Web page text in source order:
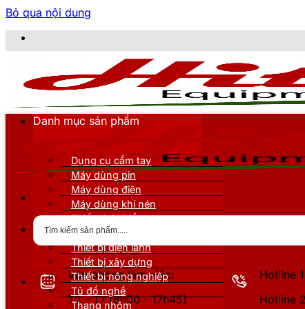
Bỏ qua nội dung
CÔNG TY TNHH
Văn phòng làm việc:
T2 - T7 (8h00 - 17h45)
Hotline
Hotline
Danh mục sản phẩm
Dụng cụ cầm tay
Máy dùng pin
Máy dùng điện
Máy dùng khí nén
Thiết bị đo kiểm
Thiết bị nâng đỡ
Thiết bị điện lạnh
Thiết bị xây dựng
Thiết bị nông nghiệp
Tủ đồ nghề
Thang nhôm